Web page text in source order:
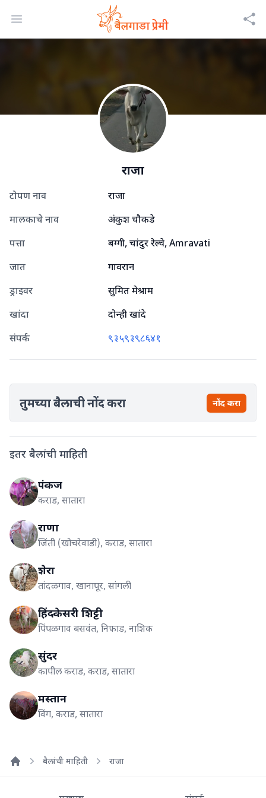
Open menu
राजा
टोपण नाव
राजा
मालकाचे नाव
अंकुश चौकडे
पत्ता
बग्गी, चांदुर रेल्वे, Amravati
जात
गावरान
ड्राइवर
सुमित मेश्राम
खांदा
दोन्ही खांदे
संपर्क
९३५९३९८६४१
तुमच्या बैलाची नोंद करा नोंद करा
इतर बैलांची माहिती
पंकज
कराड, सातारा
राणा
जिंती (खोचरेवाडी), कराड, सातारा
शेरा
तांदळगाव, खानापूर, सांगली
हिंदकेसरी शिट्टी
पिंपळगाव बसवंत, निफाड, नाशिक
सुंदर
कापील कराड, कराड, सातारा
मस्तान
विंग, कराड, सातारा
बैलांची माहिती राजा